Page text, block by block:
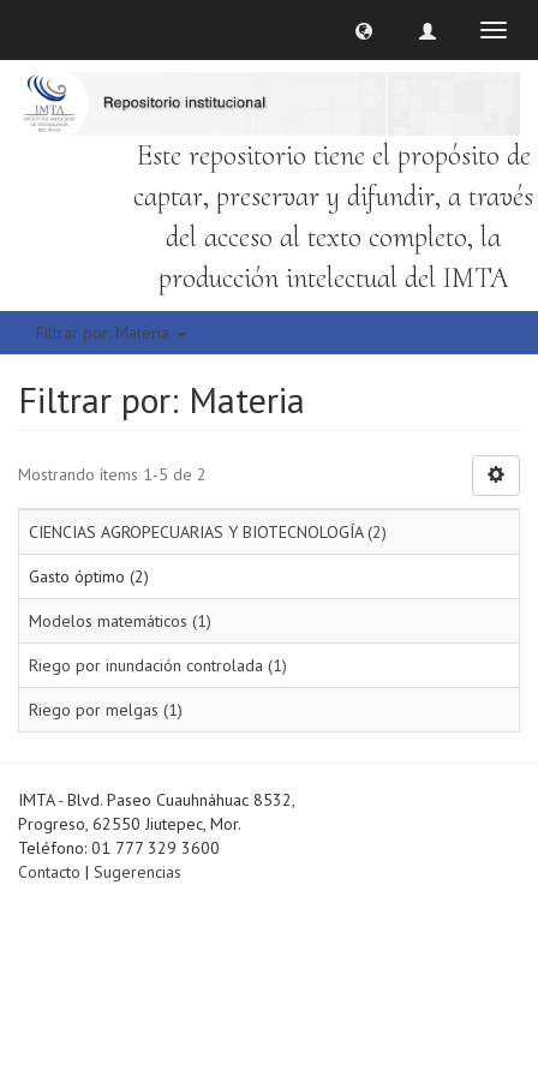
Este repositorio tiene el propósito de
captar, preservar y difundir, a través
del acceso al texto completo, la
producción intelectual del IMTA
Filtrar por: Materia
Filtrar por: Materia
Mostrando ítems 1-5 de 2
CIENCIAS AGROPECUARIAS Y BIOTECNOLOGÍA (2)
Gasto óptimo (2)
Modelos matemáticos (1)
Riego por inundación controlada (1)
Riego por melgas (1)
IMTA - Blvd. Paseo Cuauhnáhuac 8532,
Progreso, 62550 Jiutepec, Mor.
Teléfono: 01 777 329 3600
Contacto | Sugerencias